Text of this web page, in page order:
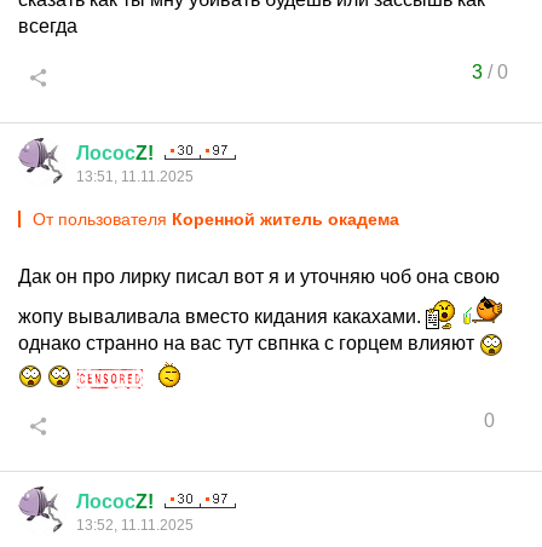
всегда
3/0
ЛососZ!
13:51, 11.11.2025
От пользователя Коренной житель окадема
Дак он про лирку писал вот я и уточняю чоб она свою
жопу вываливала вместо кидания какахами.
однако странно на вас тут свпнка с горцем влияют
0
ЛососZ!
13:52, 11.11.2025